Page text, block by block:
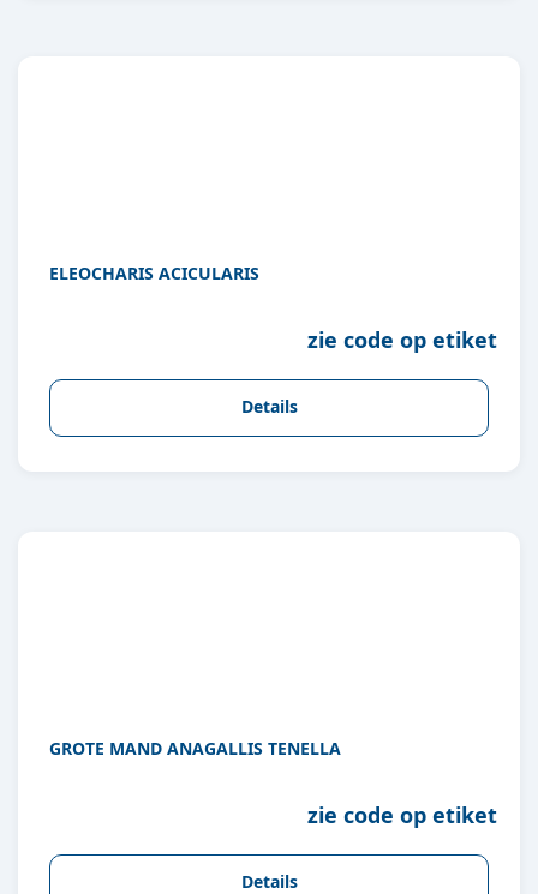
ELEOCHARIS ACICULARIS
zie code op etiket
Details
GROTE MAND ANAGALLIS TENELLA
zie code op etiket
Details